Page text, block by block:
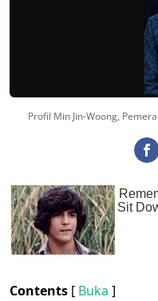
Profil Min Jin-Woong,
Contents [ Buka ]